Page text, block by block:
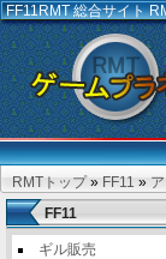
FF11RMT総合サイト
RMTトップ » FF11 »
FF11
ギル販売